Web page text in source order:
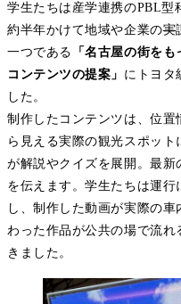
学生たちは産学連携のPBL型
約半年かけて地域や企業の実
一つである
「名古屋の街を
コンテンツの提案」 にトヨタ
した。
制作したコンテンツは、位
ら見える実際の観光スポッ
が解説やクイズを展開。最新
を伝えます。学生たちは運
し、制作した動画が実際の
わった作品が公共の場で流
きました。